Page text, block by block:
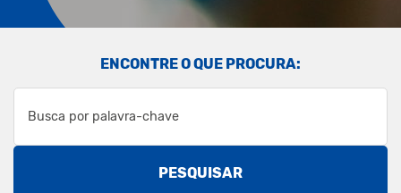
ENCONTRE O QUE PROCURA:
PESQUISAR